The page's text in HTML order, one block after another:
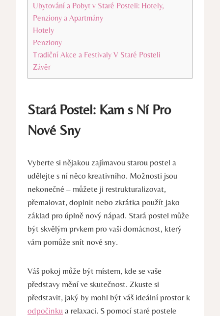
Ubytování a Pobyt v Staré Posteli: Hotely,
Penziony a Apartmány
Hotely
Penziony
Tradiční Akce a Festivaly V Staré Posteli
Závěr
Stará Postel: Kam s Ní Pro
Nové Sny
Vyberte si nějakou zajímavou starou postel a
udělejte s ní něco kreativního. Možnosti jsou
nekonečné – můžete ji restrukturalizovat,
přemalovat, doplnit nebo zkrátka použít jako
základ pro úplně nový nápad. Stará postel může
být skvělým prvkem pro vaši domácnost, který
vám pomůže snít nové sny.
Váš pokoj může být místem, kde se vaše
představy mění ve skutečnost. Zkuste si
představit, jaký by mohl být váš ideální prostor k
odpočinku a relaxaci. S pomocí staré postele